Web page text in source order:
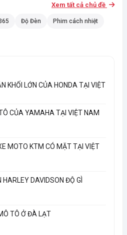
Xem tất cả chủ đề
Độ Đèn Phim cách nhiệt
KHỐI LỚN CỦA HONDA TẠI VIỆT
CỦA YAMAHA TẠI VIỆT NAM
MOTO KTM CÓ MẶT TẠI VIỆT
HARLEY DAVIDSON ĐỘ GÌ
TÔ Ở ĐÀ LẠT